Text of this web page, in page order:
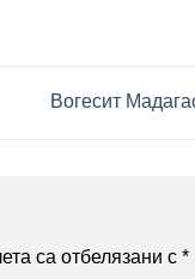
Вогесит
са отбелязани с *